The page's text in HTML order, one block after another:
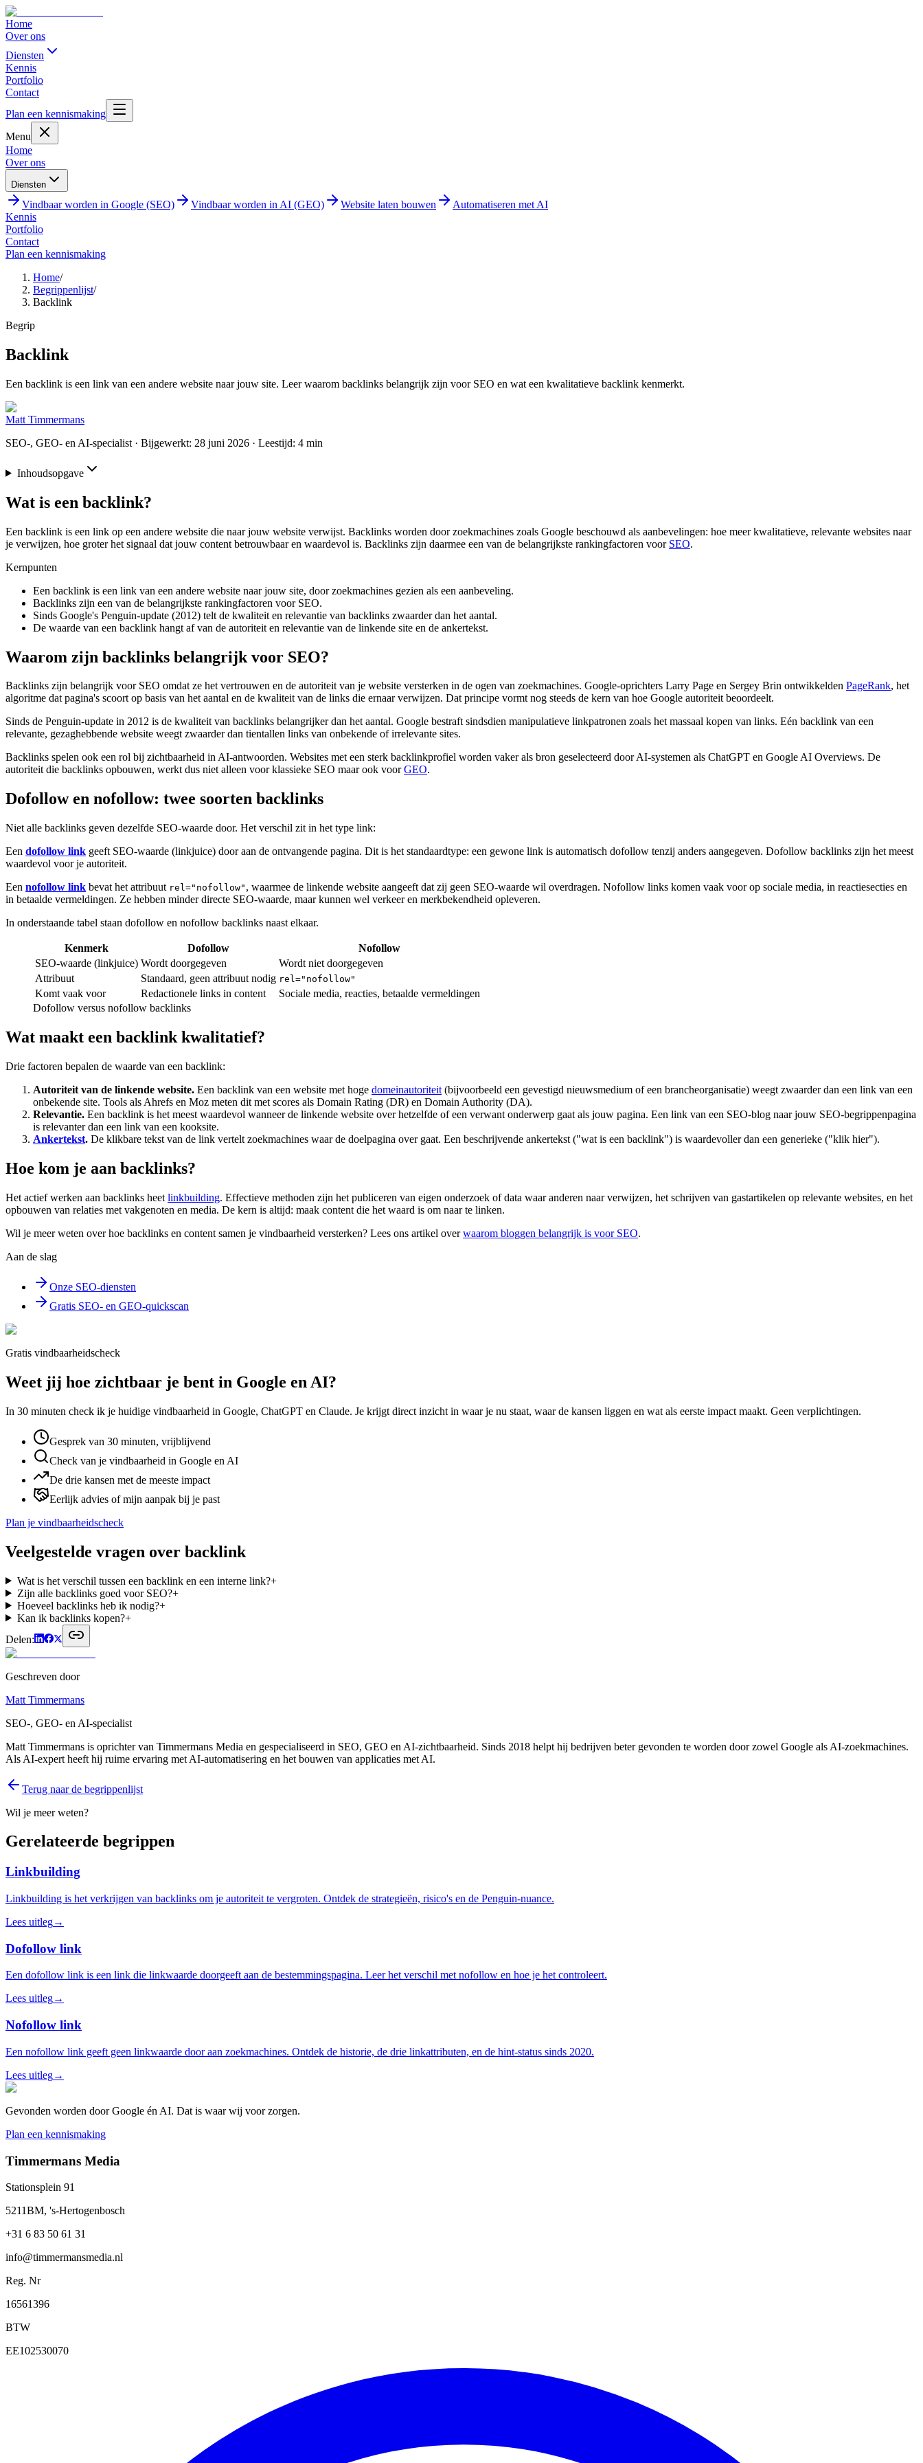
Home
Over ons
Diensten
Kennis
Portfolio
Contact
Plan een kennismaking
Menu
Home
Over ons
Diensten
Vindbaar worden in Google (SEO) Vindbaar worden in AI (GEO) Website laten bouwen
Automatiseren met AI
Kennis
Portfolio
Contact
Plan een kennismaking
Home/
Begrippenlijst/
Backlink
Begrip
Backlink
Een backlink is een link van een andere website naar jouw site. Leer waarom backlinks belangrijk zijn voor SEO en wat een kwalitatieve backlink kenmerkt.
Matt Timmermans
SEO-, GEO- en AI-specialist · Bijgewerkt: 28 juni 2026 · Leestijd: 4 min
Inhoudsopgave
Wat is een backlink?
Een backlink is een link op een andere website die naar jouw website verwijst. Backlinks worden door zoekmachines zoals Google beschouwd als aanbevelingen: hoe meer kwalitatieve, relevante websites naar
je verwijzen, hoe groter het signaal dat jouw content betrouwbaar en waardevol is. Backlinks zijn daarmee een van de belangrijkste rankingfactoren voor SEO.
Kernpunten
Een backlink is een link van een andere website naar jouw site, door zoekmachines gezien als een aanbeveling.
Backlinks zijn een van de belangrijkste rankingfactoren voor SEO.
Sinds Google's Penguin-update (2012) telt de kwaliteit en relevantie van backlinks zwaarder dan het aantal.
De waarde van een backlink hangt af van de autoriteit en relevantie van de linkende site en de ankertekst.
Waarom zijn backlinks belangrijk voor SEO?
Backlinks zijn belangrijk voor SEO omdat ze het vertrouwen en de autoriteit van je website versterken in de ogen van zoekmachines. Google-oprichters Larry Page en Sergey Brin ontwikkelden PageRank, het
algoritme dat pagina's scoort op basis van het aantal en de kwaliteit van de links die ernaar verwijzen. Dat principe vormt nog steeds de kern van hoe Google autoriteit beoordeelt.
Sinds de Penguin-update in 2012 is de kwaliteit van backlinks belangrijker dan het aantal. Google bestraft sindsdien manipulatieve linkpatronen zoals het massaal kopen van links. Eén backlink van een
relevante, gezaghebbende website weegt zwaarder dan tientallen links van onbekende of irrelevante sites.
Backlinks spelen ook een rol bij zichtbaarheid in AI-antwoorden. Websites met een sterk backlinkprofiel worden vaker als bron geselecteerd door AI-systemen als ChatGPT en Google AI Overviews. De
autoriteit die backlinks opbouwen, werkt dus niet alleen voor klassieke SEO maar ook voorGEO.
Dofollow en nofollow: twee soorten backlinks
Niet alle backlinks geven dezelfde SEO-waarde door. Het verschil zit in het type link:
Een dofollow link geeft SEO-waarde (linkjuice) door aan de ontvangende pagina. Dit is het standaardtype: een gewone link is automatisch dofollow tenzij anders aangegeven. Dofollow backlinks zijn het meest
waardevol voor je autoriteit.
Een nofollow link bevat het attribuut rel="nofollow" , waarmee de linkende website aangeeft dat zij geen SEO-waarde wil overdragen. Nofollow links komen vaak voor op sociale media, in reactiesecties en
in betaalde vermeldingen. Ze hebben minder directe SEO-waarde, maar kunnen wel verkeer en merkbekendheid opleveren.
In onderstaande tabel staan dofollow en nofollow backlinks naast elkaar.
Kenmerk Dofollow
Nofollow
SEO-waarde (linkjuice) Wordt doorgegeven
Wordt niet doorgegeven
Attribuut
Standaard, geen attribuut nodig rel="nofollow"
Komt vaak voor Redactionele links in content
Sociale media, reacties, betaalde vermeldingen
Dofollow versus nofollow backlinks
Wat maakt een backlink kwalitatief?
Drie factoren bepalen de waarde van een backlink:
Autoriteit van de linkende website. Een backlink van een website met hoge domeinautoriteit (bijvoorbeeld een gevestigd nieuwsmedium of een brancheorganisatie) weegt zwaarder dan een link van een
onbekende site. Tools als Ahrefs en Moz meten dit met scores als Domain Rating (DR) en Domain Authority (DA).
Relevantie. Een backlink is het meest waardevol wanneer de linkende website over hetzelfde of een verwant onderwerp gaat als jouw pagina. Een link van een SEO-blog naar jouw SEO-begrippenpagina
is relevanter dan een link van een kooksite.
Ankertekst. De klikbare tekst van de link vertelt zoekmachines waar de doelpagina over gaat. Een beschrijvende ankertekst ("wat is een backlink") is waardevoller dan een generieke ("klik hier").
Hoe kom je aan backlinks?
Het actief werken aan backlinks heet linkbuilding. Effectieve methoden zijn het publiceren van eigen onderzoek of data waar anderen naar verwijzen, het schrijven van gastartikelen op relevante websites, en het
opbouwen van relaties met vakgenoten en media. De kern is altijd: maak content die het waard is om naar te linken.
Wil je meer weten over hoe backlinks en content samen je vindbaarheid versterken? Lees ons artikel overwaarom bloggen belangrijk is voor SEO.
Aan de slag
Onze SEO-diensten
Gratis SEO- en GEO-quickscan
Gratis vindbaarheidscheck
Weet jij hoe zichtbaar je bent in Google en AI?
In 30 minuten check ik je huidige vindbaarheid in Google, ChatGPT en Claude. Je krijgt direct inzicht in waar je nu staat, waar de kansen liggen en wat als eerste impact maakt. Geen verplichtingen.
Gesprek van 30 minuten, vrijblijvend
Check van je vindbaarheid in Google en AI
De drie kansen met de meeste impact
Eerlijk advies of mijn aanpak bij je past
Plan je vindbaarheidscheck
Veelgestelde vragen over backlink
Wat is het verschil tussen een backlink en een interne link?+
Zijn alle backlinks goed voor SEO?+
Hoeveel backlinks heb ik nodig?+
Kan ik backlinks kopen?+
Delen:
Geschreven door
Matt Timmermans
SEO-, GEO- en AI-specialist
Matt Timmermans is oprichter van Timmermans Media en gespecialiseerd in SEO, GEO en AI-zichtbaarheid. Sinds 2018 helpt hij bedrijven beter gevonden te worden door zowel Google als AI-zoekmachines.
Als AI-expert heeft hij ruime ervaring met AI-automatisering en het bouwen van applicaties met AI.
Terug naar de begrippenlijst
Wil je meer weten?
Gerelateerde begrippen
Linkbuilding
Linkbuilding is het verkrijgen van backlinks om je autoriteit te vergroten. Ontdek de strategieën, risico's en de Penguin-nuance.
Lees uitleg→
Dofollow link
Een dofollow link is een link die linkwaarde doorgeeft aan de bestemmingspagina. Leer het verschil met nofollow en hoe je het controleert.
Lees uitleg→
Nofollow link
Een nofollow link geeft geen linkwaarde door aan zoekmachines. Ontdek de historie, de drie linkattributen, en de hint-status sinds 2020.
Lees uitleg→
Gevonden worden door Google én AI. Dat is waar wij voor zorgen.
Plan een kennismaking
Timmermans Media
Stationsplein 91
5211BM, 's-Hertogenbosch
+31 6 83 50 61 31
info@timmermansmedia.nl
Reg. Nr
16561396
BTW
EE102530070